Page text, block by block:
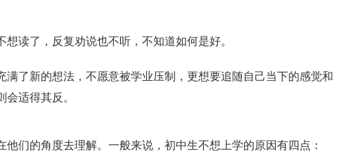
读了，反复劝说也不听，不知道如何是好。
了新的想法，不愿意被学业压制，更想要追随自己当下的感觉和
适得其反。
们的角度去理解。一般来说，初中生不想上学的原因有四点：